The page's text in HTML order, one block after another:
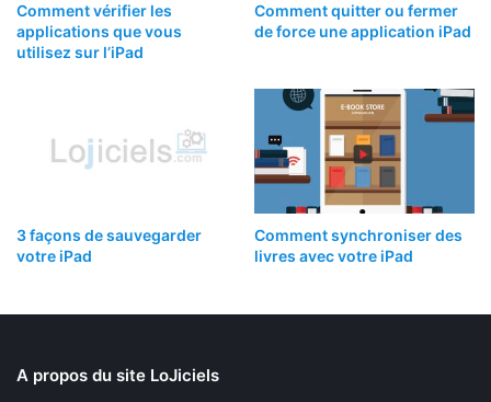
Comment vérifier les
applications que vous
utilisez sur l’iPad
Comment quitter ou fermer
de force une application iPad
3 façons de sauvegarder
votre iPad
Comment synchroniser des
livres avec votre iPad
A propos du site LoJiciels